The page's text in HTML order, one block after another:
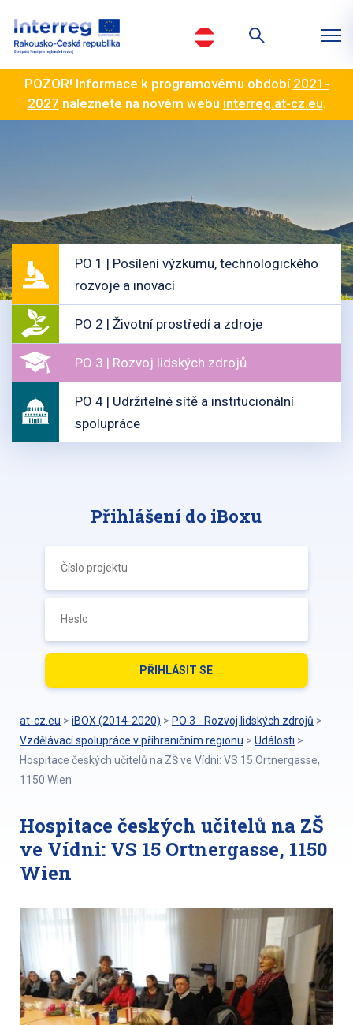
POZOR! Informace k programovému období 2021-
2027 naleznete na novém webu interreg.at-cz.eu.
PO 1 | Posílení výzkumu, technologického
rozvoje a inovací
PO 2 | Životní prostředí a zdroje
PO 3 | Rozvoj lidských zdrojů
PO 4 | Udržitelné sítě a institucionální
spolupráce
Přihlášení do iBoxu
at-cz.eu > iBOX (2014-2020) > PO 3 - Rozvoj lidských zdrojů >
Vzdělávací spolupráce v příhraničním regionu > Události >
Hospitace českých učitelů na ZŠ ve Vídni: VS 15 Ortnergasse,
1150 Wien
Hospitace českých učitelů na ZŠ
ve Vídni: VS 15 Ortnergasse, 1150
Wien